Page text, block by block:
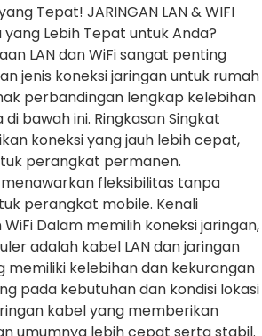
Tepat! JARINGAN LAN & WIFI
yang Lebih Tepat untuk Anda?
LAN dan WiFi sangat penting
jenis koneksi jaringan untuk rumah
perbandingan lengkap kelebihan
bawah ini. Ringkasan Singkat
koneksi yang jauh lebih cepat,
perangkat permanen.
fleksibilitas tanpa
perangkat mobile. Kenali
Dalam memilih koneksi jaringan,
adalah kabel LAN dan jaringan
memiliki kelebihan dan kekurangan
pada kebutuhan dan kondisi lokasi
kabel yang memberikan
umumnya lebih cepat serta stabil.